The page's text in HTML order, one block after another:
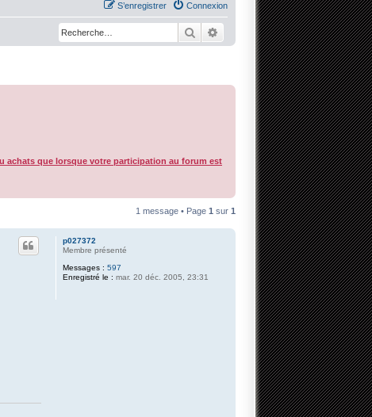
Connexion
S’enregistrer
RechercherRecherche avancée
achats que lorsque votre participation au forum est
1 message • Page 1 sur 1
p027372
Membre présenté
Messages : 597
Enregistré le : mar. 20 déc. 2005, 23:31